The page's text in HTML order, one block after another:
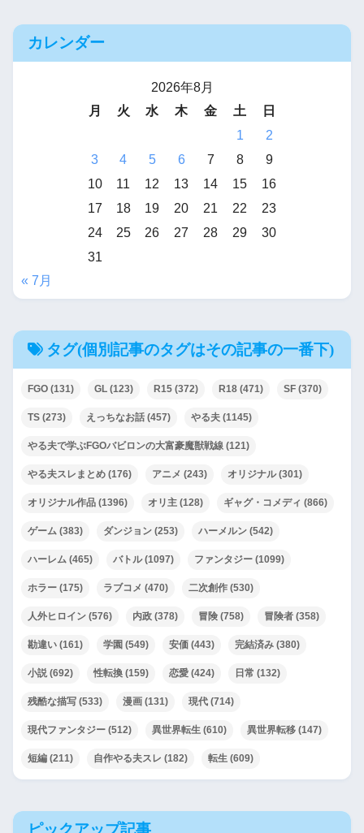
カレンダー
2026年8月
月
火 水 木 金 土
日
1
2
3
4 5 6 7 8
9
10
11 12 13 14 15
16
17
18 19 20 21 22
23
24
25 26 27 28 29
30
31
« 7月
タグ(個別記事のタグはその記事の一番下)
FGO (131) GL (123) R15 (372) R18 (471) SF (370)
TS (273) えっちなお話 (457) やる夫 (1145)
やる夫で学ぶFGOバビロンの大富豪魔獣戦線 (121)
やる夫スレまとめ (176) アニメ (243) オリジナル(301)
オリジナル作品 (1396) オリ主 (128) ギャグ・コメディ (866)
ゲーム (383) ダンジョン (253) ハーメルン (542)
ハーレム (465) バトル(1097) ファンタジー (1099)
ホラー (175) ラブコメ (470) 二次創作 (530)
人外ヒロイン (576) 内政 (378) 冒険 (758) 冒険者 (358)
勘違い (161) 学園 (549) 安価 (443) 完結済み (380)
小説(692) 性転換 (159) 恋愛 (424) 日常 (132)
残酷な描写 (533) 漫画 (131) 現代 (714)
現代ファンタジー (512) 異世界転生 (610) 異世界転移 (147)
短編 (211) 自作やる夫スレ (182) 転生 (609)